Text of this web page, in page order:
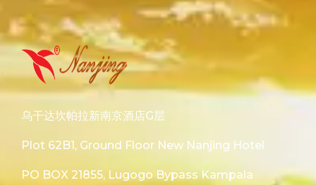
乌干达坎帕拉新南京酒店G层
Plot 62B1, Ground Floor New Nanjing Hotel
PO BOX 21855, Lugogo Bypass Kampala